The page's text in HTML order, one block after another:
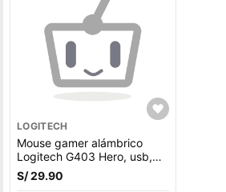
LOGITECH
Mouse gamer alámbrico
Logitech G403 Hero, usb,
25600 dpi, 6 botones, luces
RGB
S/ 29.90